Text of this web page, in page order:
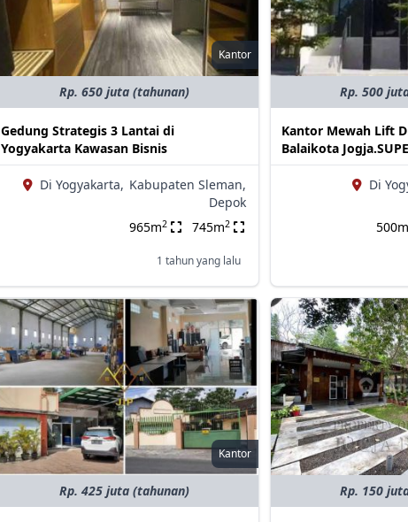
Kantor
Rp. 650 juta (tahunan)
Gedung Strategis 3 Lantai di
Yogyakarta Kawasan Bisnis
Di Yogyakarta, Kabupaten Sleman,
Depok
965m2 745m2
1 tahun yang lalu
Rp. 500
Kantor Mewah Lift
Balaikota
Di
500m
Kantor
Rp. 425 juta (tahunan) Rp. 150